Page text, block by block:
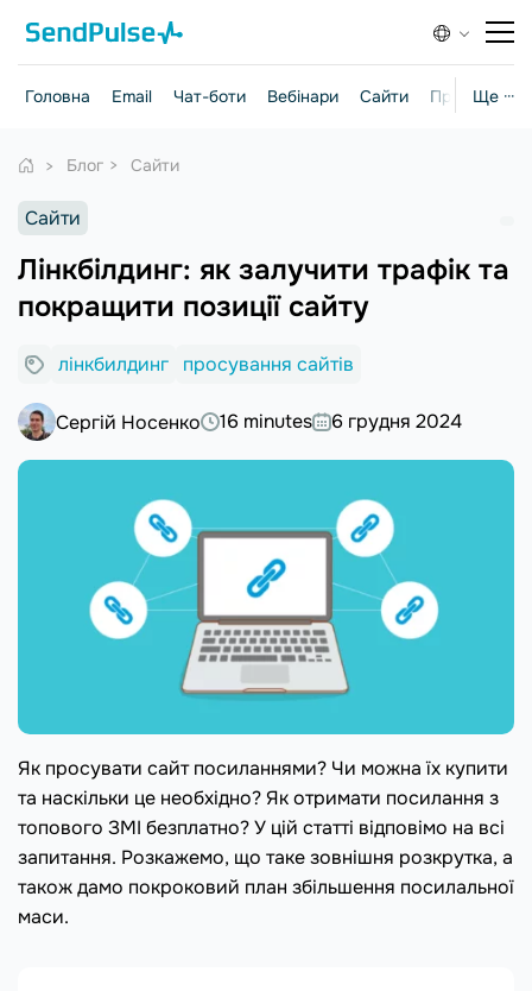
Ще ···
Головна Email Чат-боти Вебінари Сайти Практичні
Блог Сайти
Сайти
Лінкбілдинг: як залучити трафік та
покращити позиції сайту
лінкбилдинг просування сайтів
Сергій Носенко 16 minutes 6 грудня 2024
Як просувати сайт посиланнями? Чи можна їх купити
та наскільки це необхідно? Як отримати посилання з
топового ЗМІ безплатно? У цій статті відповімо на всі
запитання. Розкажемо, що таке зовнішня розкрутка, а
також дамо покроковий план збільшення посилальної
маси.